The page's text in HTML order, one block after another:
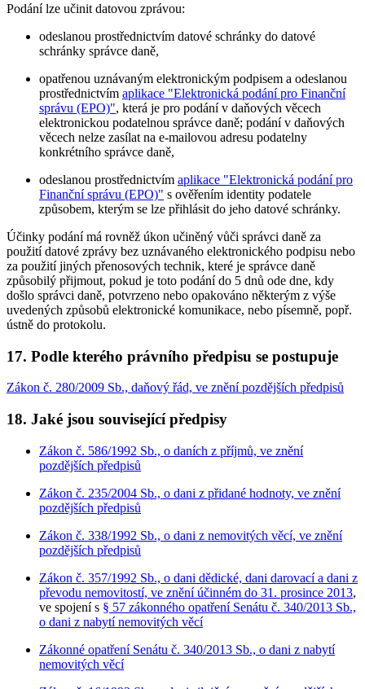
Podání lze učinit datovou zprávou:
odeslanou prostřednictvím datové schránky do datové
schránky správce daně,
opatřenou uznávaným elektronickým podpisem a odeslanou
prostřednictvím aplikace "Elektronická podání pro Finanční
správu (EPO)", která je pro podání v daňových věcech
elektronickou podatelnou správce daně; podání v daňových
věcech nelze zasílat na e-mailovou adresu podatelny
konkrétního správce daně,
odeslanou prostřednictvím aplikace "Elektronická podání pro
Finanční správu (EPO)" s ověřením identity podatele
způsobem, kterým se lze přihlásit do jeho datové schránky.
Účinky podání má rovněž úkon učiněný vůči správci daně za
použití datové zprávy bez uznávaného elektronického podpisu nebo
za použití jiných přenosových technik, které je správce daně
způsobilý přijmout, pokud je toto podání do 5 dnů ode dne, kdy
došlo správci daně, potvrzeno nebo opakováno některým z výše
uvedených způsobů elektronické komunikace, nebo písemně, popř.
ústně do protokolu.
17. Podle kterého právního předpisu se postupuje
Zákon č. 280/2009 Sb., daňový řád, ve znění pozdějších předpisů
18. Jaké jsou související předpisy
Zákon č. 586/1992 Sb., o daních z příjmů, ve znění
pozdějších předpisů
Zákon č. 235/2004 Sb., o dani z přidané hodnoty, ve znění
pozdějších předpisů
Zákon č. 338/1992 Sb., o dani z nemovitých věcí, ve znění
pozdějších předpisů
Zákon č. 357/1992 Sb., o dani dědické, dani darovací a dani z
převodu nemovitostí, ve znění účinném do 31. prosince 2013,
ve spojení s § 57 zákonného opatření Senátu č. 340/2013 Sb.,
o dani z nabytí nemovitých věcí
Zákonné opatření Senátu č. 340/2013 Sb., o dani z nabytí
nemovitých věcí